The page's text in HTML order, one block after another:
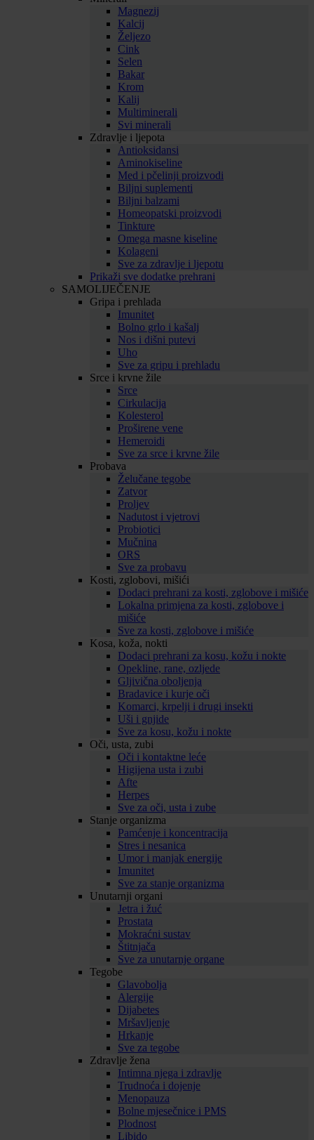
Magnezij
Kalcij
Željezo
Cink
Selen
Bakar
Krom
Kalij
Multiminerali
Svi minerali
Zdravlje i ljepota
Antioksidansi
Aminokiseline
Med i pčelinji proizvodi
Biljni suplementi
Biljni balzami
Homeopatski proizvodi
Tinkture
Omega masne kiseline
Kolageni
Sve za zdravlje i ljepotu
Prikaži sve dodatke prehrani
SAMOLIJEČENJE
Gripa i prehlada
Imunitet
Bolno grlo i kašalj
Nos i dišni putevi
Uho
Sve za gripu i prehladu
Srce i krvne žile
Srce
Cirkulacija
Kolesterol
Proširene vene
Hemeroidi
Sve za srce i krvne žile
Probava
Želučane tegobe
Zatvor
Proljev
Nadutost i vjetrovi
Probiotici
Mučnina
ORS
Sve za probavu
Kosti, zglobovi, mišići
Dodaci prehrani za kosti, zglobove i mišiće
Lokalna primjena za kosti, zglobove i
mišiće
Sve za kosti, zglobove i mišiće
Kosa, koža, nokti
Dodaci prehrani za kosu, kožu i nokte
Opekline, rane, ozljede
Gljivična oboljenja
Bradavice i kurje oči
Komarci, krpelji i drugi insekti
Uši i gnjide
Sve za kosu, kožu i nokte
Oči, usta, zubi
Oči i kontaktne leće
Higijena usta i zubi
Afte
Herpes
Sve za oči, usta i zube
Stanje organizma
Pamćenje i koncentracija
Stres i nesanica
Umor i manjak energije
Imunitet
Sve za stanje organizma
Unutarnji organi
Jetra i žuć
Prostata
Mokraćni sustav
Štitnjača
Sve za unutarnje organe
Tegobe
Glavobolja
Alergije
Dijabetes
Mršavljenje
Hrkanje
Sve za tegobe
Zdravlje žena
Intimna njega i zdravlje
Trudnoća i dojenje
Menopauza
Bolne mjesečnice i PMS
Plodnost
Libido